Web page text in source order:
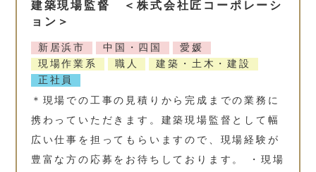
建築現場監督 ＜株式会社匠コーポレーシ
ョン＞
新居浜市 中国・四国
愛媛
現場作業系
職人
建築・土木・建設
正社員
＊現場での工事の見積りから完成までの業務に
携わっていただきます。建築現場監督として幅
広い仕事を担ってもらいますので、現場経験が
豊富な方の応募をお待ちしております。 ・現場